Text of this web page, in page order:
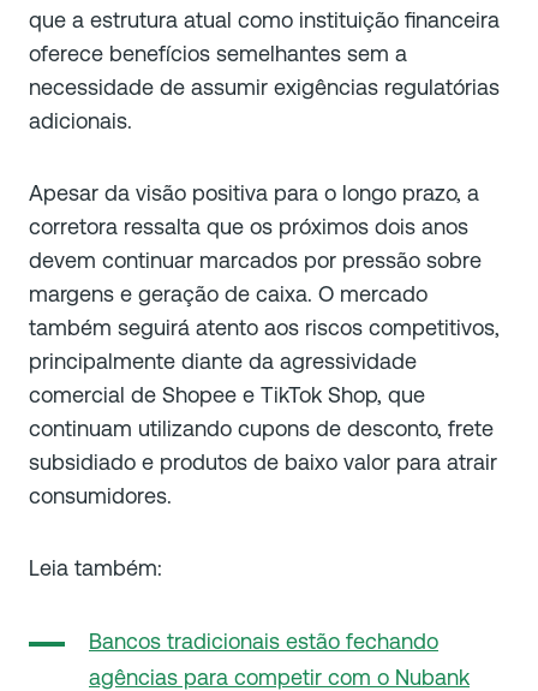
que a estrutura atual como instituição financeira
oferece benefícios semelhantes sem a
necessidade de assumir exigências regulatórias
adicionais.
Apesar da visão positiva para o longo prazo, a
corretora ressalta que os próximos dois anos
devem continuar marcados por pressão sobre
margens e geração de caixa. O mercado
também seguirá atento aos riscos competitivos,
principalmente diante da agressividade
comercial de Shopee e TikTok Shop, que
continuam utilizando cupons de desconto, frete
subsidiado e produtos de baixo valor para atrair
consumidores.
Leia também:
Bancos tradicionais estão fechando
agências para competir com o Nubank